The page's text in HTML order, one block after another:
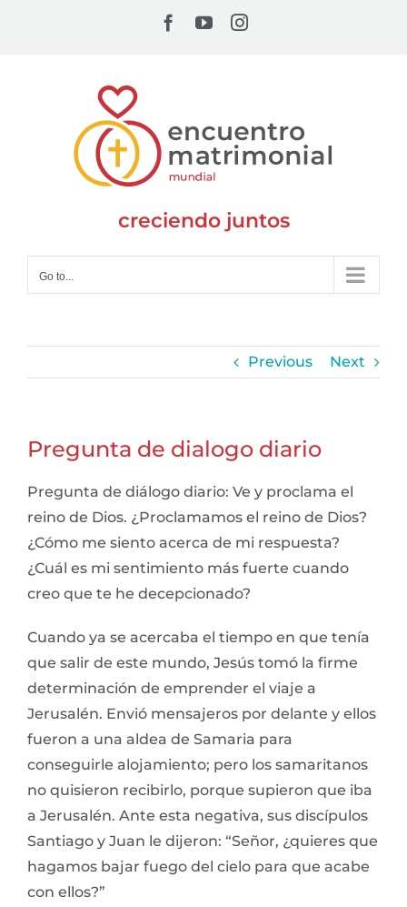
Facebook
YouTubeInstagram
creciendo juntos
Go to...
Previous Next
Pregunta de dialogo diario
Pregunta de diálogo diario: Ve y proclama el
reino de Dios. ¿Proclamamos el reino de Dios?
¿Cómo me siento acerca de mi respuesta?
¿Cuál es mi sentimiento más fuerte cuando
creo que te he decepcionado?
Cuando ya se acercaba el tiempo en que tenía
que salir de este mundo, Jesús tomó la firme
determinación de emprender el viaje a
Jerusalén. Envió mensajeros por delante y ellos
fueron a una aldea de Samaria para
conseguirle alojamiento; pero los samaritanos
no quisieron recibirlo, porque supieron que iba
a Jerusalén. Ante esta negativa, sus discípulos
Santiago y Juan le dijeron: “Señor, ¿quieres que
hagamos bajar fuego del cielo para que acabe
con ellos?”